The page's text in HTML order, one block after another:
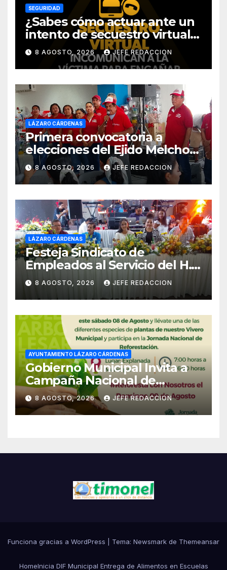
SEGURIDAD
¿Sabes cómo actuar ante un
intento de secuestro virtual?
La SSP te guía para evitarlo
8 AGOSTO, 2026 JEFE REDACCION
LÁZARO CÁRDENAS
Primera convocatoria a
elecciones del Ejido Melchor
Ocampo en Lázaro Cárdenas
el domingo
8 AGOSTO, 2026 JEFE REDACCION
LÁZARO CÁRDENAS
Festeja Sindicato de
Empleados al Servicio del H.
Ayuntamiento de LZC Día del
Empleado Municipal
8 AGOSTO, 2026 JEFE REDACCION
AYUNTAMIENTO LÁZARO CÁRDENAS
Gobierno Municipal Invita a
Campaña Nacional de
Reforestación
8 AGOSTO, 2026 JEFE REDACCION
Funciona gracias a WordPress Tema: Newsmark de Themeansar
HomeInicia DIF Municipal Entrega de Alimentos en Escuelas